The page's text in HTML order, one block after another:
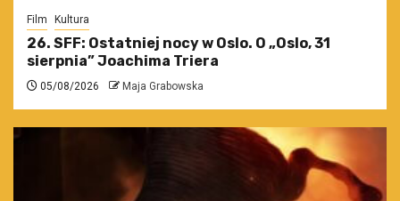
Film Kultura
26. SFF: Ostatniej nocy w Oslo. O „Oslo, 31
sierpnia” Joachima Triera
05/08/2026 Maja Grabowska